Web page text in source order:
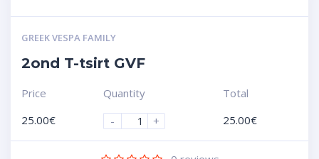
GREEK VESPA FAMILY
2ond T-tsirt GVF
Price
25.00€
Quantity
-
+
Total
25.00€